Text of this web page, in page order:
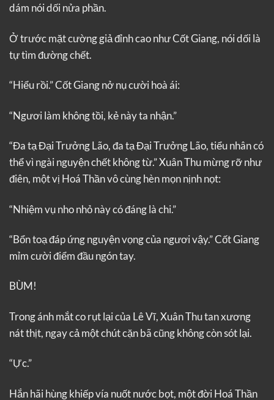
dám nói dối nửa phần.
Ở trước mặt cường giả đỉnh cao như Cốt Giang, nói dối là
tự tìm đường chết.
“Hiểu rồi.” Cốt Giang nở nụ cười hoà ái:
“Ngươi làm không tồi, kẻ này ta nhận.”
“Đa tạ Đại Trưởng Lão, đa tạ Đại Trưởng Lão, tiểu nhân có
thể vì ngài nguyện chết không từ.” Xuân Thu mừng rỡ như
điên, một vị Hoá Thần vô cùng hèn mọn nịnh nọt:
“Nhiệm vụ nho nhỏ này có đáng là chi.”
“Bổn toạ đáp ứng nguyện vọng của ngươi vậy.” Cốt Giang
mỉm cười điểm đầu ngón tay.
BÙM!
Trong ánh mắt co rụt lại của Lê Vĩ, Xuân Thu tan xương
nát thịt, ngay cả một chút cặn bã cũng không còn sót lại.
“Ực.”
Hắn hãi hùng khiếp vía nuốt nước bọt, một đời Hoá Thần